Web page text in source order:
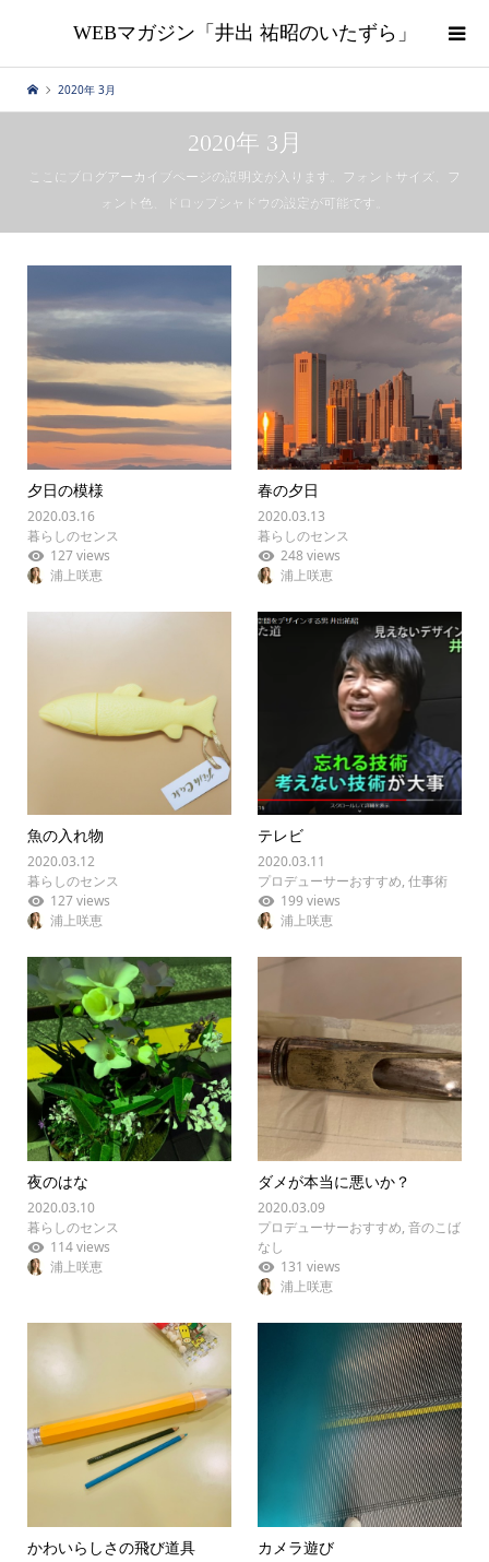
WEBマガジン「井出 祐昭のいたずら」
2020年 3月
2020年 3月
ここにブログアーカイブページの説明文が入ります。フォントサイズ、フ
ォント色、ドロップシャドウの設定が可能です。
夕日の模様
2020.03.16
暮らしのセンス
127 views
浦上咲恵
春の夕日
2020.03.13
暮らしのセンス
248 views
浦上咲恵
魚の入れ物
2020.03.12
暮らしのセンス
127 views
浦上咲恵
テレビ
2020.03.11
プロデューサーおすすめ,仕事術
199 views
浦上咲恵
夜のはな
2020.03.10
暮らしのセンス
114 views
浦上咲恵
ダメが本当に悪いか？
2020.03.09
プロデューサーおすすめ,音のこば
なし
131 views
浦上咲恵
かわいらしさの飛び道具 カメラ遊び